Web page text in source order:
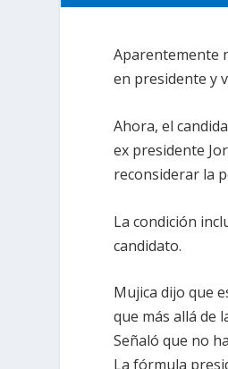
Aparentemente
en presidente y
Ahora, el
ex presidente
reconsiderar la
La condición
candidato.
Mujica dijo que
que más allá de
Señaló que no
La fórmula